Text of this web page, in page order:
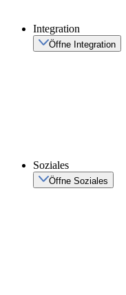
Integration
Öffne Integration
Soziales
Öffne Soziales